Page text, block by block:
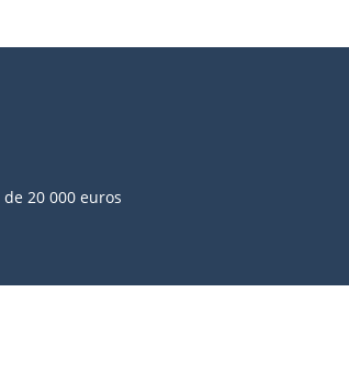
20 000 euros